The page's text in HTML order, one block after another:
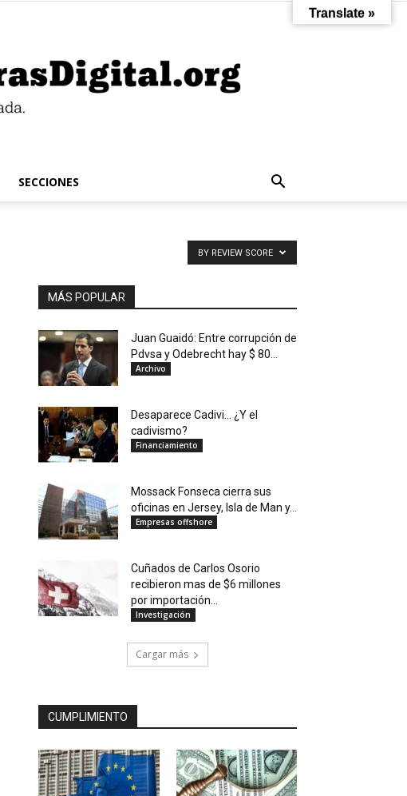
SECCIONES
BY REVIEW SCORE
MÁS POPULAR
Juan Guaidó: Entre corrupción de
Pdvsa y Odebrecht hay $ 80...
Archivo
Desaparece Cadivi… ¿Y el
cadivismo?
Financiamiento
Mossack Fonseca cierra sus
oficinas en Jersey, Isla de Man y...
Empresas offshore
Cuñados de Carlos Osorio
recibieron mas de $6 millones
por importación...
Investigación
Cargar más
CUMPLIMIENTO
Translate »